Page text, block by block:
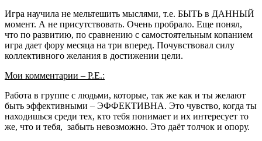
Игра научила не мельтешить мыслями, т.е. БЫТЬ в ДАННЫЙ
момент. А не присутствовать. Очень пробрало. Еще понял,
что по развитию, по сравнению с самостоятельным копанием
игра дает фору месяца на три вперед. Почувствовал силу
коллективного желания в достижении цели.
Мои комментарии – Р.Е.:
Работа в группе с людьми, которые, так же как и ты желают
быть эффективными – ЭФФЕКТИВНА. Это чувство, когда ты
находишься среди тех, кто тебя понимает и их интересует то
же, что и тебя, забыть невозможно. Это даёт толчок и опору.